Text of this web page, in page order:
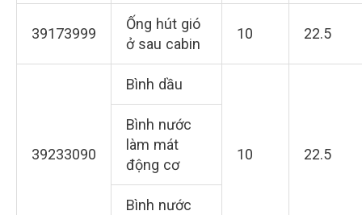
39173999
Ống hút gió
ở sau cabin
10 22.5
39233090
Bình dầu
10 22.5
Bình nước
làm mát
động cơ
Bình nước